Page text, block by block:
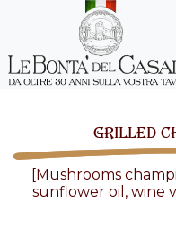
GRILLED
[Mushrooms
sunflower oil, wine